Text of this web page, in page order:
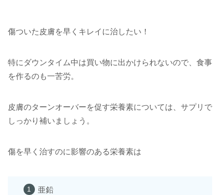
傷ついた皮膚を早くキレイに治したい！
特にダウンタイム中は買い物に出かけられないので、食事
を作るのも一苦労。
皮膚のターンオーバーを促す栄養素については、サプリで
しっかり補いましょう。
傷を早く治すのに影響のある栄養素は
亜鉛